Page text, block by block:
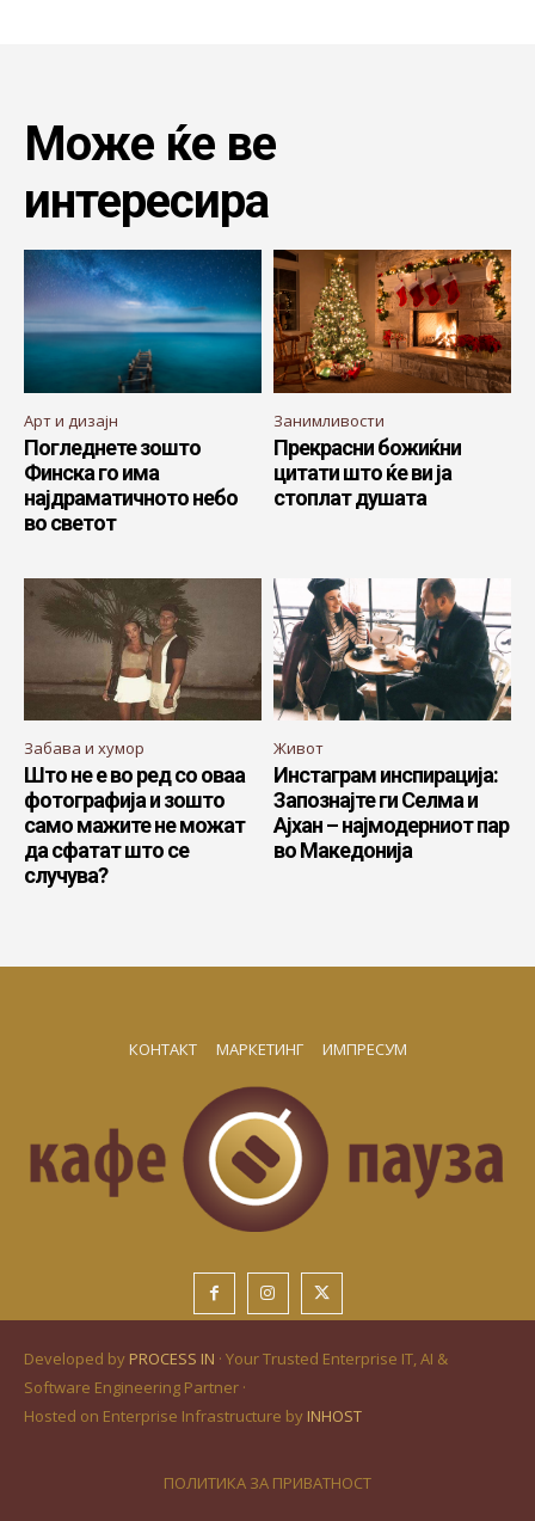
Може ќе ве
интересира
Арт и дизајн
Погледнете зошто
Финска го има
најдраматичното небо
во светот
Занимливости
Прекрасни божиќни
цитати што ќе ви ја
стоплат душата
Забава и хумор
Што не е во ред со оваа
фотографија и зошто
само мажите не можат
да сфатат што се
случува?
Живот
Инстаграм инспирација:
Запознајте ги Селма и
Ајхан – најмодерниот пар
во Македонија
КОНТАКТ МАРКЕТИНГ ИМПРЕСУМ
Developed by PROCESS IN · Your Trusted Enterprise IT, AI &
Software Engineering Partner ·
Hosted on Enterprise Infrastructure by INHOST
ПОЛИТИКА ЗА ПРИВАТНОСТ